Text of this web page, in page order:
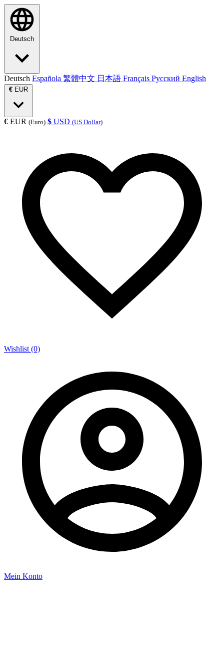
Deutsch
Deutsch Española 繁體中文 日本語 Français Русский English
€ EUR
€ EUR (Euro) $ USD (US Dollar)
Wishlist (0)
Mein Konto